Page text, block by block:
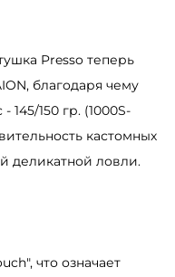
Presso теперь
благодаря чему
145/150 гр. (1000S-
кастомных
деликатной ловли.
что означает